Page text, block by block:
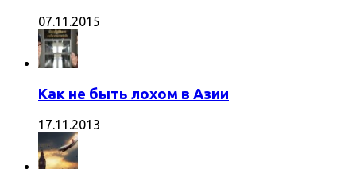
07.11.2015
Как не быть лохом в Азии
17.11.2013